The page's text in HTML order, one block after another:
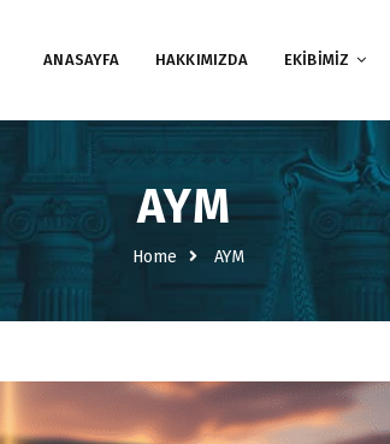
ANASAYFA HAKKIMIZDA EKİBİMİZ
AYM
Home AYM